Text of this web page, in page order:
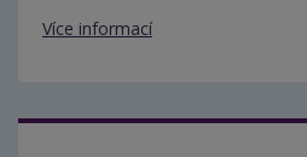
Více informací